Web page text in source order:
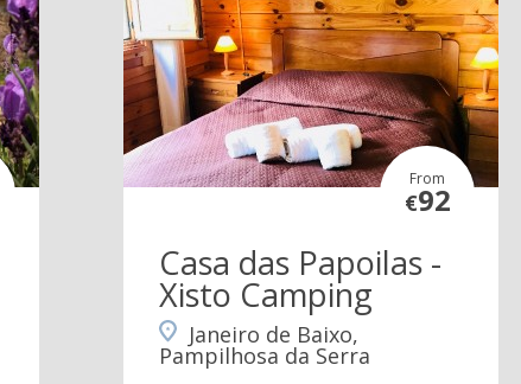
From
€92
Casa das Papoilas -
Xisto Camping
Janeiro de Baixo,
Pampilhosa da Serra